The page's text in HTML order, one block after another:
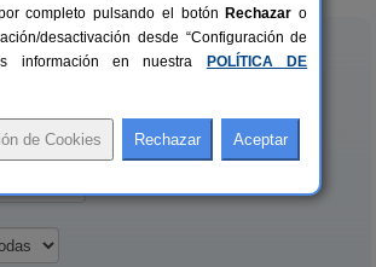
completo pulsando el botón Rechazar o
desactivación desde “Configuración de
información en nuestra
POLÍTICA DE